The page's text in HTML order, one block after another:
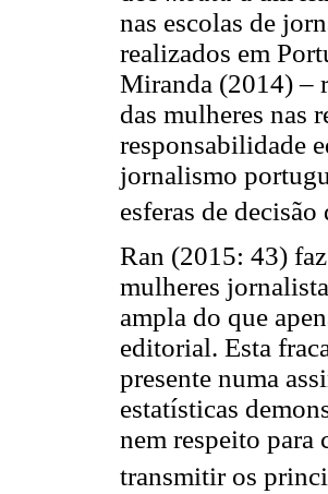
nas escolas de
realizados em
Miranda (2014) –
das mulheres nas
responsabilidade
jornalismo
esferas de
Ran (2015: 43)
mulheres
ampla do que
editorial. Esta
presente numa
estatísticas
nem respeito para
transmitir os